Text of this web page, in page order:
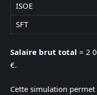
ISOE
SFT
Salaire brut total = 2
€.
Cette simulation